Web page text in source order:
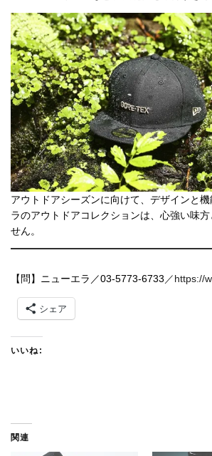
アウトドアシーズンに向けて、デザインと
ラのアウトドアコレクションは、心強い味
せん。
【問】ニューエラ／03-5773-6733／https://
シェア
いいね:
関連